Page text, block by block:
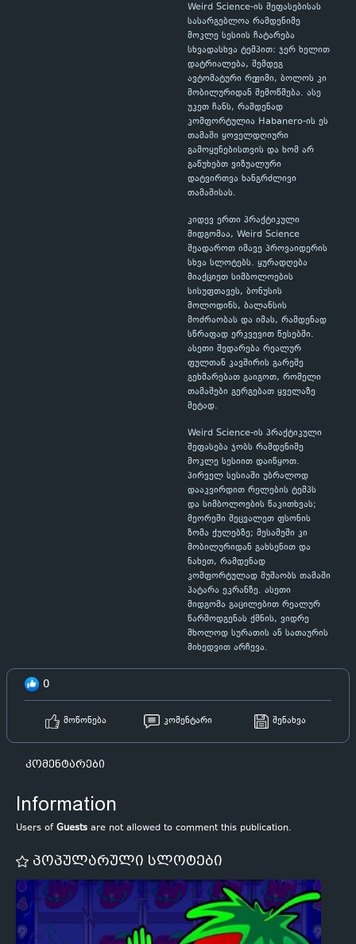
Weird Science-ის შეფასებისას
სასარგებლოა რამდენიმე
მოკლე სესიის ჩატარება
სხვადასხვა ტემპით: ჯერ ხელით
დატრიალება, შემდეგ
ავტომატური რეჟიმი, ბოლოს კი
მობილურიდან შემოწმება. ასე
უკეთ ჩანს, რამდენად
კომფორტულია Habanero-ის ეს
თამაში ყოველდღიური
გამოყენებისთვის და ხომ არ
გაწუხებთ ვიზუალური
დატვირთვა ხანგრძლივი
თამაშისას.
კიდევ ერთი პრაქტიკული
მიდგომაა, Weird Science
შეადაროთ იმავე პროვაიდერის
სხვა სლოტებს. ყურადღება
მიაქციეთ სიმბოლოების
სისუფთავეს, ბონუსის
მოლოდინს, ბალანსის
მოძრაობას და იმას, რამდენად
სწრაფად ერკვევით წესებში.
ასეთი შედარება რეალურ
ფულთან კავშირის გარეშე
გეხმარებათ გაიგოთ, რომელი
თამაშები გერგებათ ყველაზე
მეტად.
Weird Science-ის პრაქტიკული
შეფასება ჯობს რამდენიმე
მოკლე სესიით დაიწყოთ.
პირველ სესიაში უბრალოდ
დააკვირდით რელების ტემპს
და სიმბოლოების წაკითხვას;
მეორეში შეცვალეთ ფსონის
ზომა ქულებზე; მესამეში კი
მობილურიდან გახსენით და
ნახეთ, რამდენად
კომფორტულად მუშაობს თამაში
პატარა ეკრანზე. ასეთი
მიდგომა გაცილებით რეალურ
წარმოდგენას ქმნის, ვიდრე
მხოლოდ სურათის ან სათაურის
მიხედვით არჩევა.
0
მოწონება კომენტარი შენახვა
კომენტარები
Information
Users ofGuests are not allowed to comment this publication.
პოპულარული სლოტები